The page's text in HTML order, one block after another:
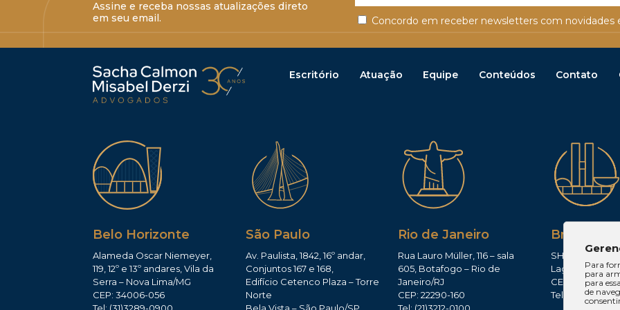
Assine e receba nossas atualizações direto
em seu email.
Concordo em receber newsletters com novidades
Escritório Atuação Equipe Conteúdos Contato
Belo Horizonte
Alameda Oscar Niemeyer,
119, 12º e 13º andares, Vila da
Serra – Nova Lima/MG
CEP: 34006-056
São Paulo
Av. Paulista, 1842, 16º andar,
Conjuntos 167 e 168,
Edifício Cetenco Plaza – Torre
Norte
Rio de Janeiro
Rua Lauro Müller, 116 – sala
605, Botafogo – Rio de
Janeiro/RJ
CEP: 22290-160
Brasília
SHIS QI 11,
Lago Sul –
CEP: 71625-300
Tel: (61)3224-
Para
para
para
de